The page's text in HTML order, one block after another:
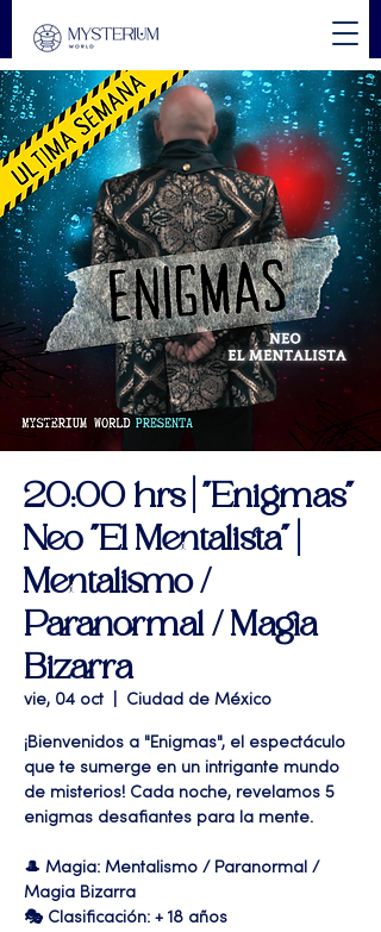
20:00 hrs | "Enigmas"
Neo "El Mentalista" |
Mentalismo /
Paranormal / Magia
Bizarra
vie, 04 oct Ciudad de México
¡Bienvenidos a "Enigmas", el espectáculo
que te sumerge en un intrigante mundo
de misterios! Cada noche, revelamos 5
enigmas desafiantes para la mente.
🎩 Magia: Mentalismo / Paranormal /
Magia Bizarra
🎭 Clasificación: + 18 años